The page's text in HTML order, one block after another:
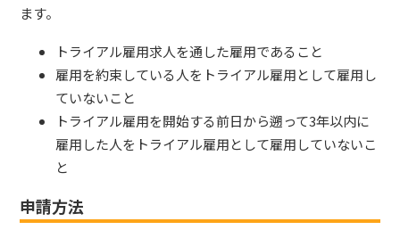
ます。
トライアル雇用求人を通した雇用であること
雇用を約束している人をトライアル雇用として雇用し
ていないこと
トライアル雇用を開始する前日から遡って3年以内に
雇用した人をトライアル雇用として雇用していないこ
と
申請方法